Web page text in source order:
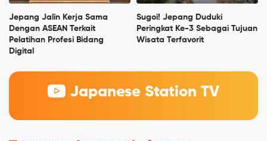
Jepang Jalin Kerja Sama
Dengan ASEAN Terkait
Pelatihan Profesi Bidang
Digital
Sugoi! Jepang Duduki
Peringkat Ke-3 Sebagai Tujuan
Wisata Terfavorit
Japanese Station TV